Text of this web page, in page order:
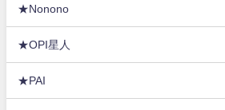
★Nonono
★OPI星人
★PAI